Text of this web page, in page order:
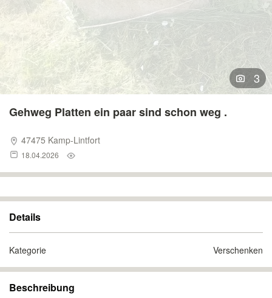
3
Gehweg Platten ein paar sind schon weg .
47475 Kamp-Lintfort
18.04.2026
Details
Kategorie Verschenken
Beschreibung